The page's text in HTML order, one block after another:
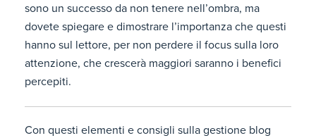
sono un successo da non tenere nell’ombra, ma
dovete spiegare e dimostrare l’importanza che questi
hanno sul lettore, per non perdere il focus sulla loro
attenzione, che crescerà maggiori saranno i benefici
percepiti.
Con questi elementi e consigli sulla gestione blog